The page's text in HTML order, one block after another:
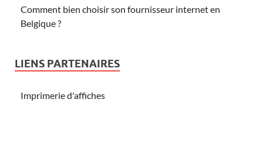
Comment bien choisir son fournisseur internet en
Belgique ?
LIENS PARTENAIRES
Imprimerie d'affiches